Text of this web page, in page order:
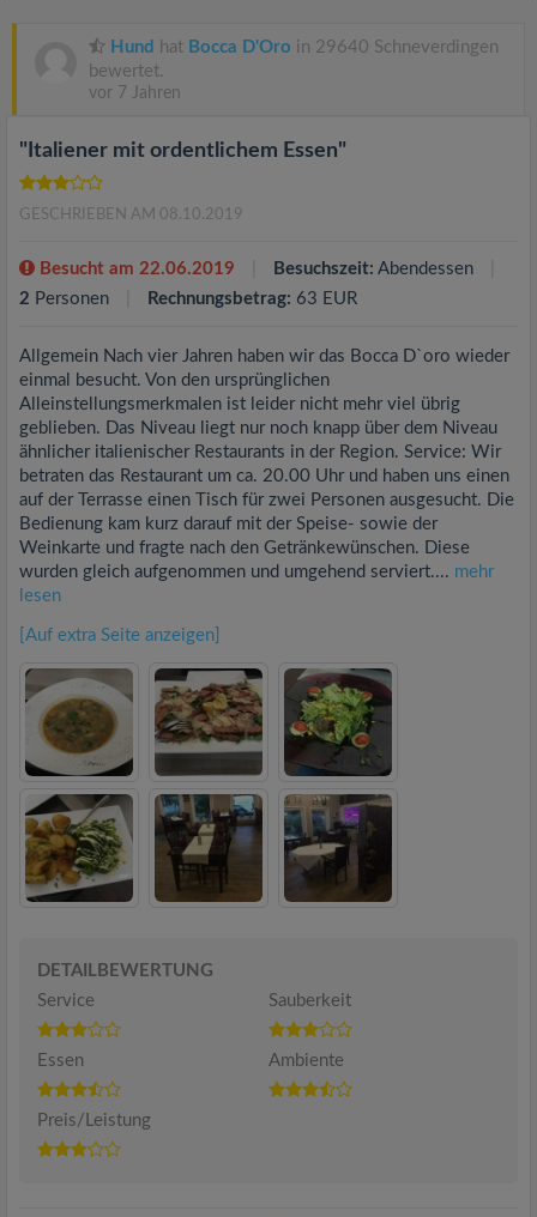
Hund hat Bocca D'Oro in 29640 Schneverdingen
bewertet.
vor 7 Jahren
"Italiener mit ordentlichem Essen"
GESCHRIEBEN AM 08.10.2019
Besucht am 22.06.2019 Besuchszeit: Abendessen
2 Personen Rechnungsbetrag: 63 EUR
Allgemein Nach vier Jahren haben wir das Bocca D`oro wieder
einmal besucht. Von den ursprünglichen
Alleinstellungsmerkmalen ist leider nicht mehr viel übrig
geblieben. Das Niveau liegt nur noch knapp über dem Niveau
ähnlicher italienischer Restaurants in der Region. Service: Wir
betraten das Restaurant um ca. 20.00 Uhr und haben uns einen
auf der Terrasse einen Tisch für zwei Personen ausgesucht. Die
Bedienung kam kurz darauf mit der Speise- sowie der
Weinkarte und fragte nach den Getränkewünschen. Diese
wurden gleich aufgenommen und umgehend serviert.... mehr
lesen
[Auf extra Seite anzeigen]
DETAILBEWERTUNG
Service
Sauberkeit
Essen Ambiente
Preis/Leistung